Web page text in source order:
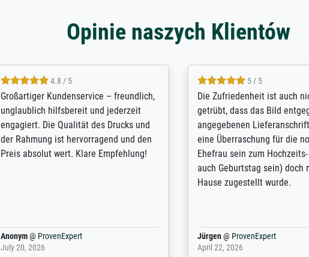
Opinie naszych Klientów
5 / 5
Für ein Erinnerungsbuch mit der
Feldpost meines Großvaters aus dem 1.
Weltkrieg benötigte ich ein
ausdrucksvolles Bild. Das habe ich bei
Ihnen gefunden. Bei der Auswahl der
weiter. Vielen ...
Margot@ProvenExpert
February 20, 2026
4.8 / 5
Hervorragende Qualität.
vieles anpassen lassen, wie
Randentfernung, Farbe,
Kontrast und Weiteres.
Kontaktperson per Mail.
Kunstdruck) wurde sehr gut
sehr starke Papprolle mit
Anonym@ProvenExpert
August 12, 2025